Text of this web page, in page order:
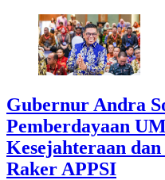
Gubernur Andra
Pemberdayaan
Kesejahteraan
Raker APPSI